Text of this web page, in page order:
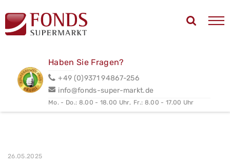
Haben Sie Fragen?
+49 (0)9371 94867-256
info@fonds-super-markt.de
Mo. - Do.: 8.00 - 18.00 Uhr, Fr.: 8.00 - 17.00 Uhr
26.05.2025